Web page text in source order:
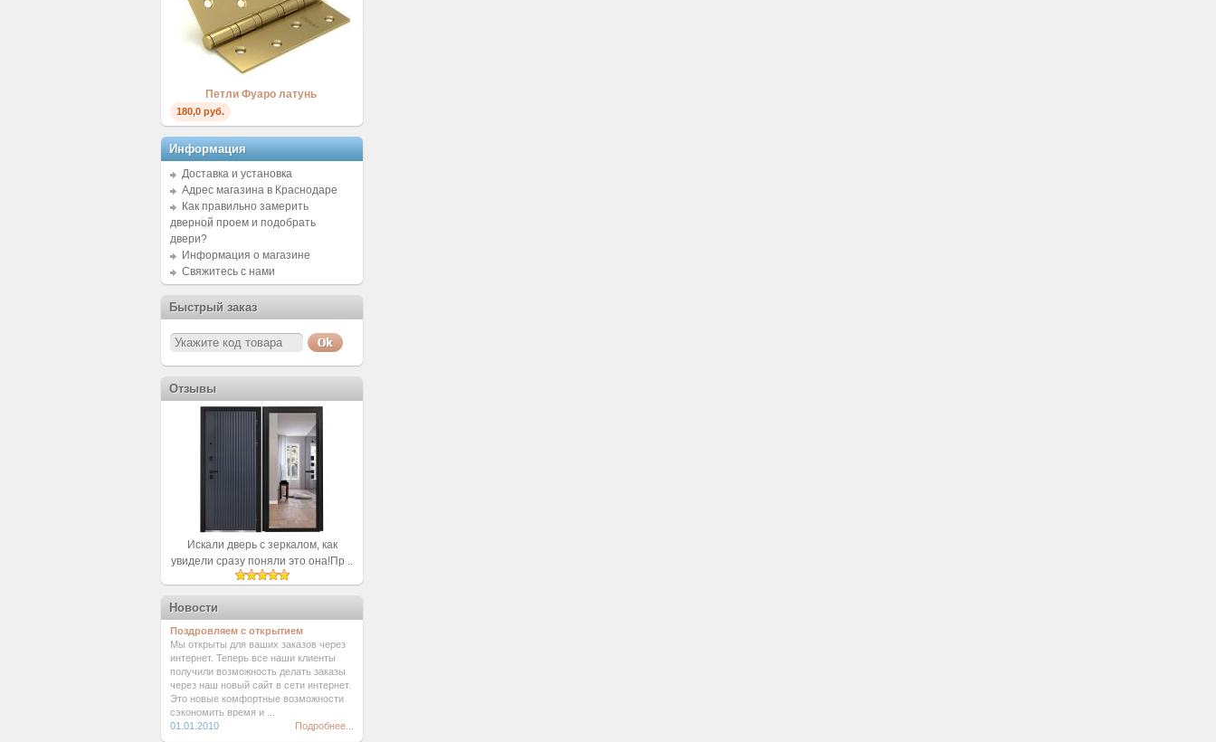
Петли Фуаро латунь
180,0 руб.
Информация
Доставка и установка
Адрес магазина в Краснодаре
Как правильно замерить
дверной проем и подобрать
двери?
Информация о магазине
Свяжитесь с нами
Быстрый заказ
Отзывы
Искали дверь с зеркалом, как
увидели сразу поняли это она!Пр ..
Новости
Поздровляем с открытием
Мы открыты для ваших заказов через
интернет. Теперь все наши клиенты
получили возможность делать заказы
через наш новый сайт в сети интернет.
Это новые комфортные возможности
сэкономить время и ...
01.01.2010
Подробнее...